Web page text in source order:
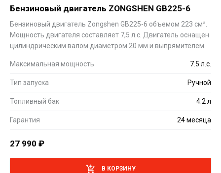
Бензиновый двигатель ZONGSHEN GB225-6
Бензиновый двигатель Zongshen GB225-6 объемом 223 см³.
Мощность двигателя составляет 7,5 л.с. Двигатель оснащен
цилиндрическим валом диаметром 20 мм и выпрямителем.
Максимальная мощность 7.5 л.с.
Тип запуска Ручной
Топливный бак 4.2 л
Гарантия 24 месяца
27 990 ₽
В КОРЗИНУ